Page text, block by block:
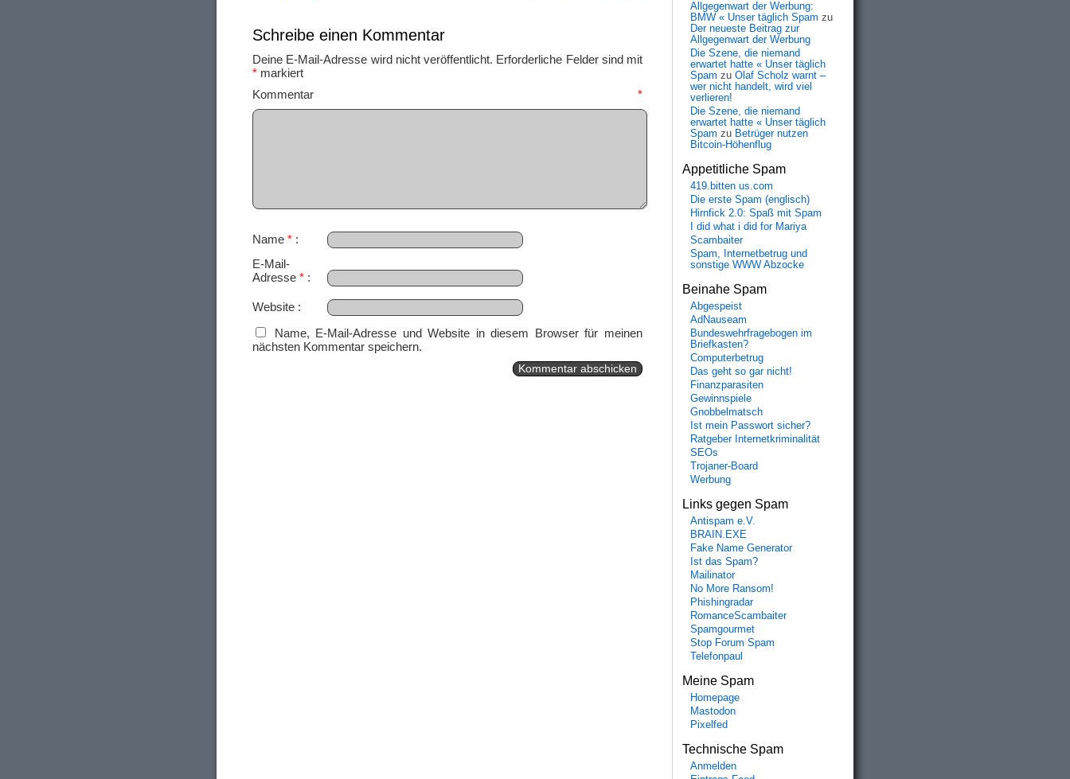
Schreibe einen Kommentar
Deine E-Mail-Adresse wird nicht veröffentlicht. Erforderliche Felder sind mit
* markiert
Kommentar *
Name *
E-Mail-
Adresse *
Website
Name, E-Mail-Adresse und Website in diesem Browser für meinen
nächsten Kommentar speichern.
Allgegenwart der Werbung:
BMW « Unser täglich Spam zu
Der neueste Beitrag zur
Allgegenwart der Werbung
Die Szene, die niemand
erwartet hatte « Unser täglich
Spam zu Olaf Scholz warnt –
wer nicht handelt, wird viel
verlieren!
Die Szene, die niemand
erwartet hatte « Unser täglich
Spam zu Betrüger nutzen
Bitcoin-Höhenflug
Appetitliche Spam
419.bitten us.com
Die erste Spam (englisch)
Hirnfick 2.0: Spaß mit Spam
I did what i did for Mariya
Scambaiter
Spam, Internetbetrug und
sonstige WWW Abzocke
Beinahe Spam
Abgespeist
AdNauseam
Bundeswehrfragebogen im
Briefkasten?
Computerbetrug
Das geht so gar nicht!
Finanzparasiten
Gewinnspiele
Gnobbelmatsch
Ist mein Passwort sicher?
Ratgeber Internetkriminalität
SEOs
Trojaner-Board
Werbung
Links gegen Spam
Antispam e.V.
BRAIN.EXE
Fake Name Generator
Ist das Spam?
Mailinator
No More Ransom!
Phishingradar
RomanceScambaiter
Spamgourmet
Stop Forum Spam
Telefonpaul
Meine Spam
Homepage
Mastodon
Pixelfed
Technische Spam
Anmelden